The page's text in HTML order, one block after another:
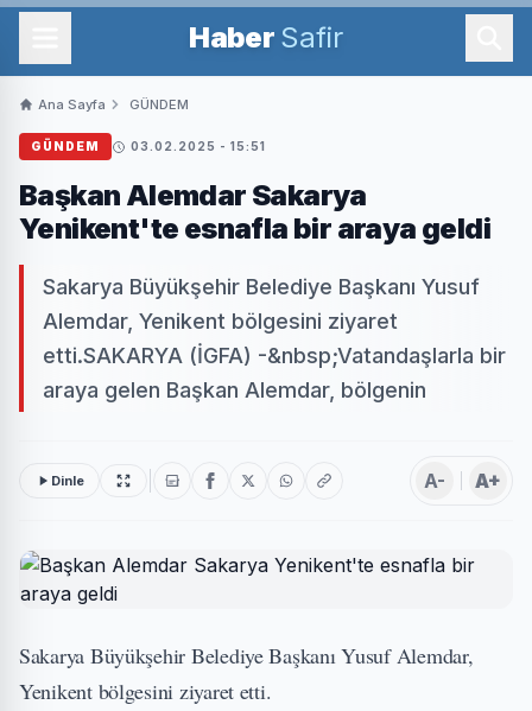
Haber Safir
Ana Sayfa GÜNDEM
GÜNDEM 03.02.2025 - 15:51
Başkan Alemdar Sakarya
Yenikent'te esnafla bir araya geldi
Sakarya Büyükşehir Belediye Başkanı Yusuf
Alemdar, Yenikent bölgesini ziyaret
etti.SAKARYA (İGFA) -&nbsp;Vatandaşlarla bir
araya gelen Başkan Alemdar, bölgenin
Dinle A- A+
Sakarya Büyükşehir Belediye Başkanı Yusuf Alemdar,
Yenikent bölgesini ziyaret etti.